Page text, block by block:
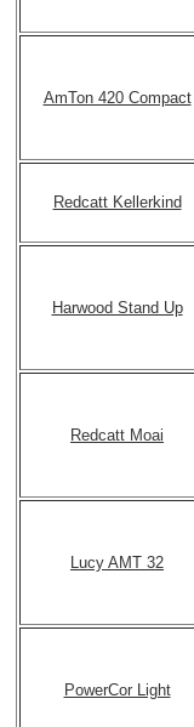
AmTon 420 Compact
Redcatt Kellerkind
Harwood Stand Up
Redcatt Moai
Lucy AMT 32
PowerCor Light